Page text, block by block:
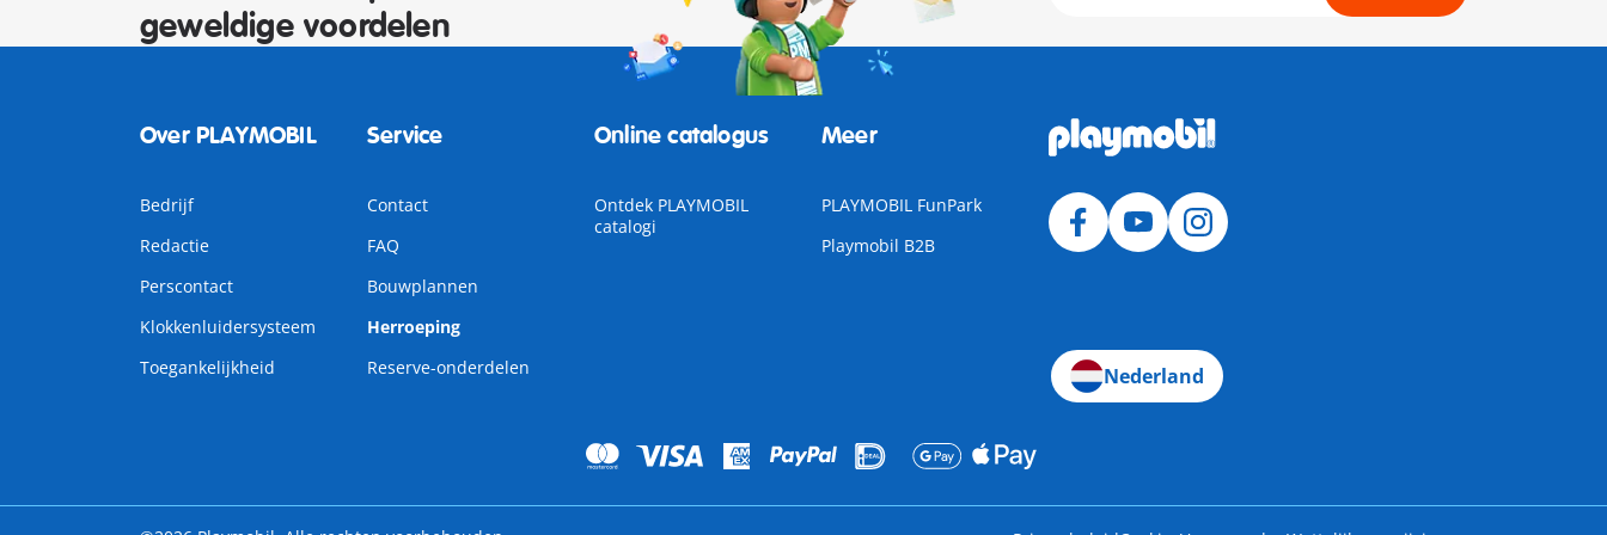
geweldige voordelen
Over PLAYMOBIL
Bedrijf
Redactie
Perscontact
Klokkenluidersysteem
Toegankelijkheid
Service
Contact
FAQ
Bouwplannen
Herroeping
Reserve-onderdelen
Online catalogus
Ontdek PLAYMOBIL
catalogi
Meer
PLAYMOBIL FunPark
Playmobil B2B
Nederland